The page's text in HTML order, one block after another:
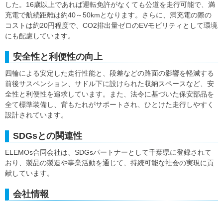
した。16歳以上であれば運転免許がなくても公道を走行可能で、満
充電で航続距離は約40～50kmとなります。さらに、満充電の際の
コストは約20円程度で、CO2排出量ゼロのEVモビリティとして環境
にも配慮しています。
安全性と利便性の向上
四輪による安定した走行性能と、段差などの路面の影響を軽減する
前後サスペンション、サドル下に設けられた収納スペースなど、安
全性と利便性を追求しています。また、法令に基づいた保安部品を
全て標準装備し、背もたれがサポートされ、ひとけた走行しやすく
設計されています。
SDGsとの関連性
ELEMOs合同会社は、SDGsパートナーとして千葉県に登録されて
おり、製品の製造や事業活動を通じて、持続可能な社会の実現に貢
献しています。
会社情報